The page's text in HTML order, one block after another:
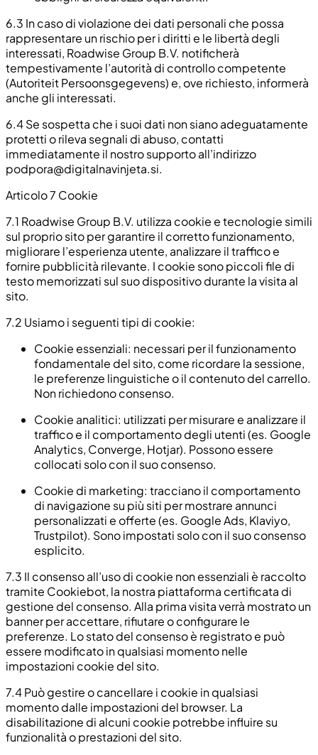
6.3 In caso di violazione dei dati personali che possa
rappresentare un rischio per i diritti e le libertà degli
interessati, Roadwise Group B.V. notificherà
tempestivamente l’autorità di controllo competente
(Autoriteit Persoonsgegevens) e, ove richiesto, informerà
anche gli interessati.
6.4Se sospetta che i suoi dati non siano adeguatamente
protetti o rileva segnali di abuso, contatti
immediatamente il nostro supporto all’indirizzo
podpora@digitalnavinjeta.si.
Articolo 7 Cookie
7.1 Roadwise Group B.V. utilizza cookie e tecnologie simili
sul proprio sito per garantire il corretto funzionamento,
migliorare l’esperienza utente, analizzare il traffico e
fornire pubblicità rilevante. I cookie sono piccoli file di
testo memorizzati sul suo dispositivo durante la visita al
sito.
7.2 Usiamo i seguenti tipi di cookie:
Cookie essenziali: necessari per il funzionamento
fondamentale del sito, come ricordare la sessione,
le preferenze linguistiche o il contenuto del carrello.
Non richiedono consenso.
Cookie analitici: utilizzati per misurare e analizzare il
traffico e il comportamento degli utenti (es. Google
Analytics, Converge, Hotjar). Possono essere
collocati solo con il suo consenso.
Cookie di marketing: tracciano il comportamento
di navigazione su più siti per mostrare annunci
personalizzati e offerte (es. Google Ads, Klaviyo,
Trustpilot). Sono impostati solo con il suo consenso
esplicito.
7.3 Il consenso all’uso di cookie non essenziali è raccolto
tramite Cookiebot, la nostra piattaforma certificata di
gestione del consenso. Alla prima visita verrà mostrato un
banner per accettare, rifiutare o configurare le
preferenze. Lo stato del consenso è registrato e può
essere modificato in qualsiasi momento nelle
impostazioni cookie del sito.
7.4Può gestire o cancellare i cookie in qualsiasi
momento dalle impostazioni del browser. La
disabilitazione di alcuni cookie potrebbe influire su
funzionalità o prestazioni del sito.